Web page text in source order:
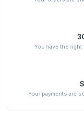
You have the
Your payments are